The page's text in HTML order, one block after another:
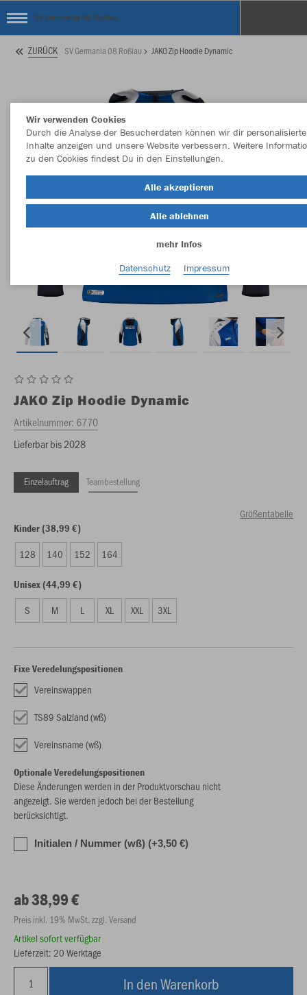
SV Germania 08 Roßlau
ZURÜCK SV Germania 08 Roßlau JAKO Zip Hoodie Dynamic
JAKO Zip Hoodie Dynamic
Artikelnummer: 6770
Lieferbar bis 2028
Einzelauftrag Teambestellung
Größentabelle
Kinder (38,99 €)
128 140 152 164
Unisex (44,99 €)
S M L XL XXL 3XL
Fixe Veredelungspositionen
Vereinswappen
TS89 Salzland (wß)
Vereinsname (wß)
Optionale Veredelungspositionen
Diese Änderungen werden in der Produktvorschau nicht
angezeigt. Sie werden jedoch bei der Bestellung
berücksichtigt.
Initialen / Nummer (wß) (+3,50 €)
ab 38,99 €
Preis inkl. 19% MwSt. zzgl. Versand
Artikel sofort verfügbar
Lieferzeit: 20 Werktage
In den Warenkorb
Wir verwenden Cookies
Durch die Analyse der Besucherdaten können wir dir personalisierte
Inhalte anzeigen und unsere Website verbessern. Weitere
zu den Cookies findest Du in den Einstellungen.
Alle akzeptieren
Alle ablehnen
mehr Infos
Datenschutz
Impressum